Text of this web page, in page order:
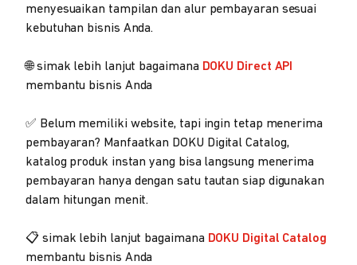
menyesuaikan tampilan dan alur pembayaran sesuai
kebutuhan bisnis Anda.
🌐 simak lebih lanjut bagaimana DOKU Direct API
membantu bisnis Anda
✅ Belum memiliki website, tapi ingin tetap menerima
pembayaran? Manfaatkan DOKU Digital Catalog,
katalog produk instan yang bisa langsung menerima
pembayaran hanya dengan satu tautan siap digunakan
dalam hitungan menit.
📋 simak lebih lanjut bagaimana DOKU Digital Catalog
membantu bisnis Anda